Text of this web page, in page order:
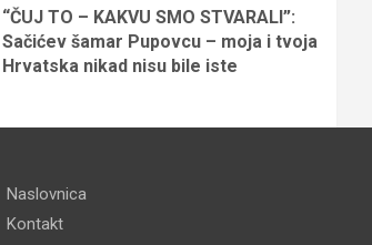
“ČUJ TO – KAKVU SMO STVARALI”:
Sačićev šamar Pupovcu – moja i tvoja
Hrvatska nikad nisu bile iste
Naslovnica
Kontakt